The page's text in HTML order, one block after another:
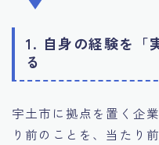
1. 自身の経験を「
る
宇土市に拠点を置く企
り前のことを、当たり